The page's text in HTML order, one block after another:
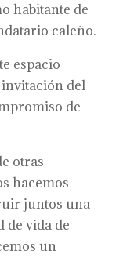
habitante de
caleño.
espacio
del
de
otras
hacemos
juntos una
de vida de
un